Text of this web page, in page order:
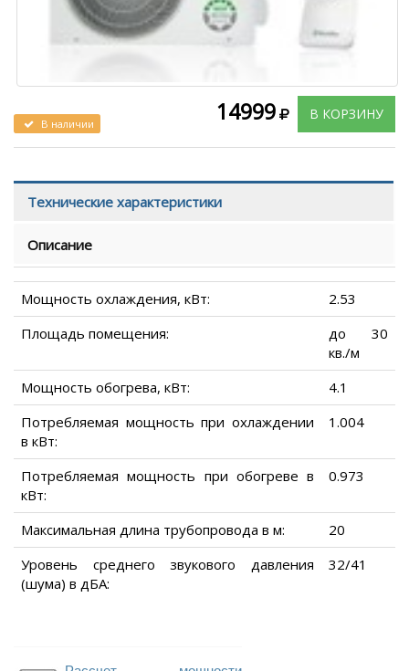
В КОРЗИНУ
14999
В наличии
Технические характеристики
Описание
Мощность охлаждения, кВт:
2.53
Площадь помещения:
до 30
кв./м
Мощность обогрева, кВт:
4.1
Потребляемая мощность при охлаждении
в кВт:
1.004
Потребляемая мощность при обогреве в
кВт:
0.973
Максимальная длина трубопровода в м:
20
Уровень среднего звукового давления
(шума) в дБА:
32/41